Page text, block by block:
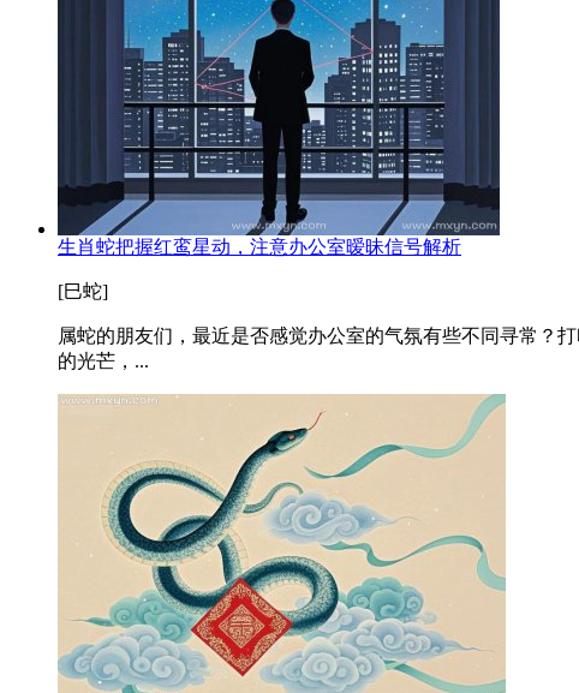
生肖蛇把握红鸾星动，注意办公室暧昧信号解析
[巳蛇]
属蛇的朋友们，最近是否感觉办公室的气氛有些不同寻常？
的光芒，...